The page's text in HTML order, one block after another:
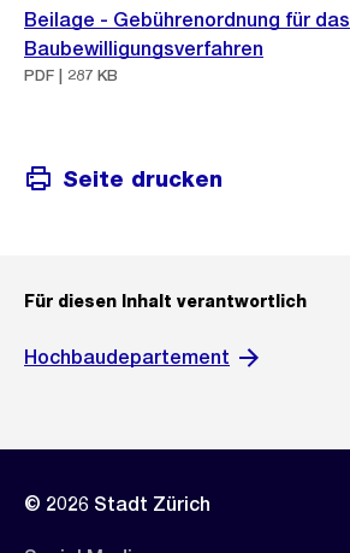
Beilage - Gebührenordnung für das
Baubewilligungsverfahren
PDF | 287 KB
Seite drucken
Für diesen Inhalt verantwortlich
Hochbaudepartement
© 2026 Stadt Zürich